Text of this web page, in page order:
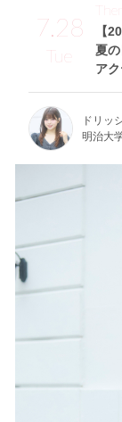
7.28
Tue
【
夏
ア
ドリッ
明治大